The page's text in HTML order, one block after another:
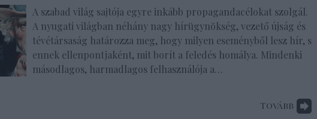
A szabad világ sajtója egyre inkább propagandacélokat szolgál.
A nyugati világban néhány nagy hírügynökség, vezető újság és
tévétársaság határozza meg, hogy milyen eseményből lesz hír, s
ennek ellenpontjaként, mit borít a feledés homálya. Mindenki
másodlagos, harmadlagos felhasználója a…
Tovább